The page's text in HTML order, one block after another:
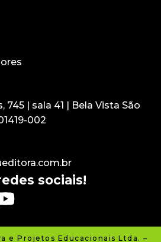
745 | sala 41 | Bela Vista São
002
sociais!
e Projetos Educacionais Ltda. –